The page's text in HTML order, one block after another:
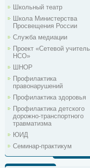
Школьный театр
Школа Министерства
Просвещения России
Служба медиации
Проект «Сетевой учитель
НСО»
ШНОР
Профилактика
правонарушений
Профилактика здоровья
Профилактика детского
дорожно-транспортного
травматизма
ЮИД
Семинар-практикум